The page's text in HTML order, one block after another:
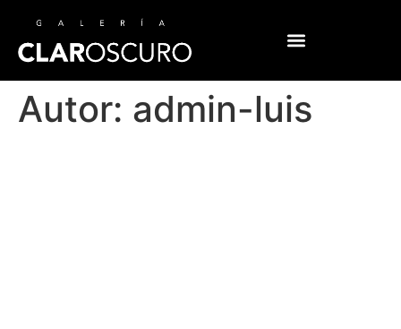
Autor: admin-luis